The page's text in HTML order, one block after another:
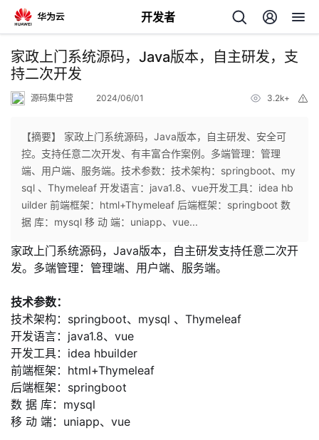
开发者
返
回
个
人
页
我
开
发
者
我
的
我
的
开
发
者
学
我
的
Programs
我
的
支
持
家政上门系统源码，Java版本，自主研发，支
持二次开发
源码集中营 2024/06/01 3.2k+
【摘要】 家政上门系统源码，Java版本，自主研发、安全可
控。支持任意二次开发、有丰富合作案例。多端管理：管理
端、用户端、服务端。技术参数：技术架构：springboot、my
sql 、Thymeleaf 开发语言：java1.8、vue开发工具：idea hb
uilder 前端框架：html+Thymeleaf 后端框架：springboot 数
据 库：mysql 移 动 端：uniapp、vue...
家政上门系统源码，Java版本，自主研发支持任意二次开
发。多端管理：管理端、用户端、服务端。
技术参数：
技术架构：springboot、mysql 、Thymeleaf
开发语言：java1.8、vue
开发工具：idea hbuilder
前端框架：html+Thymeleaf
后端框架：springboot
数 据 库：mysql
移 动 端：uniapp、vue